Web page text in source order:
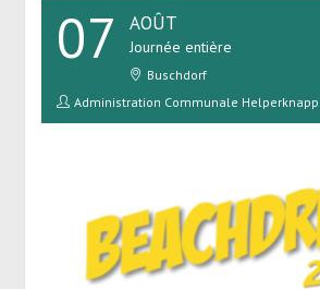
07 AOÛT
Journée entière
Buschdorf
Administration Communale Helperknapp